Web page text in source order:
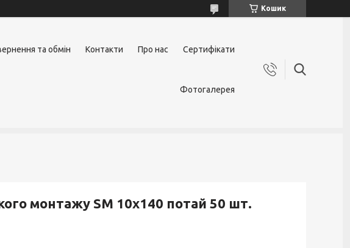
Кошик
та обмін Контакти Про нас Сертифікати
Фотогалерея
монтажу SM 10х140 потай 50 шт.